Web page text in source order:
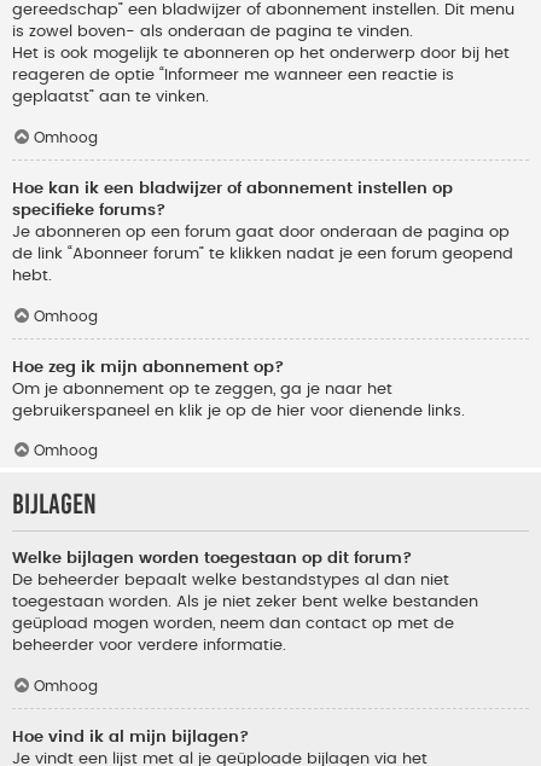
gereedschap” een bladwijzer of abonnement instellen. Dit menu
is zowel boven- als onderaan de pagina te vinden.
Het is ook mogelijk te abonneren op het onderwerp door bij het
reageren de optie “Informeer me wanneer een reactie is
geplaatst” aan te vinken.
Omhoog
Hoe kan ik een bladwijzer of abonnement instellen op
specifieke forums?
Je abonneren op een forum gaat door onderaan de pagina op
de link “Abonneer forum” te klikken nadat je een forum geopend
hebt.
Omhoog
Hoe zeg ik mijn abonnement op?
Om je abonnement op te zeggen, ga je naar het
gebruikerspaneel en klik je op de hier voor dienende links.
Omhoog
Bijlagen
Welke bijlagen worden toegestaan op dit forum?
De beheerder bepaalt welke bestandstypes al dan niet
toegestaan worden. Als je niet zeker bent welke bestanden
geüpload mogen worden, neem dan contact op met de
beheerder voor verdere informatie.
Omhoog
Hoe vind ik al mijn bijlagen?
Je vindt een lijst met al je geüploade bijlagen via het